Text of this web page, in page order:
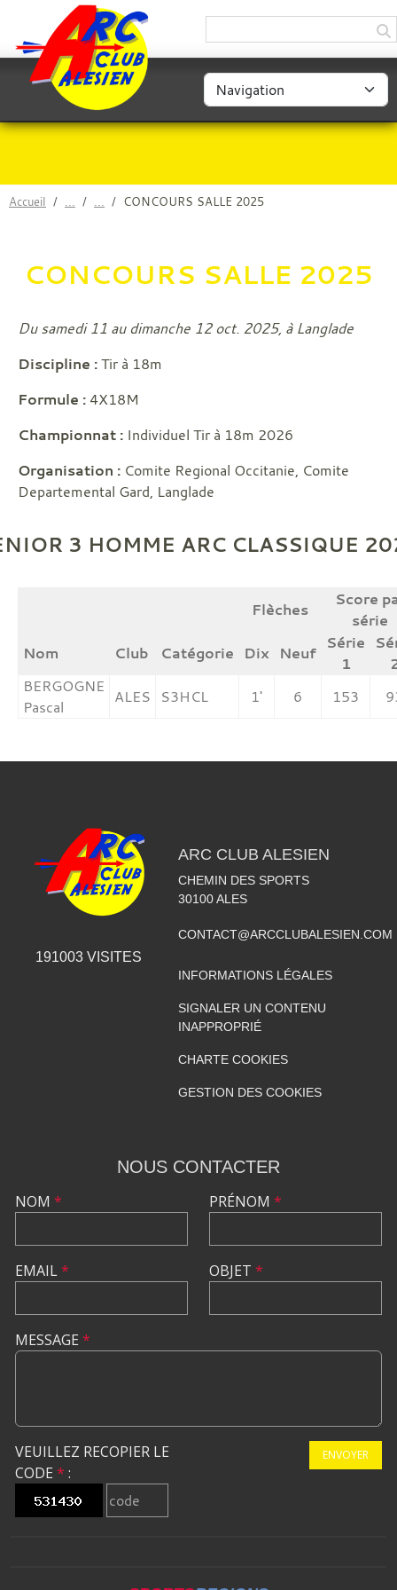
Accueil CONCOURS SALLE 2025
CONCOURS SALLE 2025
Du samedi 11 au dimanche 12 oct. 2025, à Langlade
Discipline :Tir à 18m
Formule : 4X18M
Championnat : Individuel Tir à 18m 2026
Organisation : Comite Regional Occitanie, Comite
Departemental Gard, Langlade
3 HOMME ARC CLASSIQUE
Flèches
Score
série
Nom
Club Catégorie Dix Neuf
Série
1
BERGOGNE
Pascal
ALES S3HCL 1' 6 153
191003 VISITES
ARC CLUB ALESIEN
CHEMIN DES SPORTS
30100 ALES
CONTACT@ARCCLUBALESIEN.COM
INFORMATIONS LÉGALES
SIGNALER UN CONTENU
INAPPROPRIÉ
CHARTE COOKIES
GESTION DES COOKIES
NOUS CONTACTER
NOM *
EMAIL*
PRÉNOM *
OBJET *
MESSAGE *
VEUILLEZ RECOPIER LE
CODE * :
ENVOYER
Panneau de gestion des cookies